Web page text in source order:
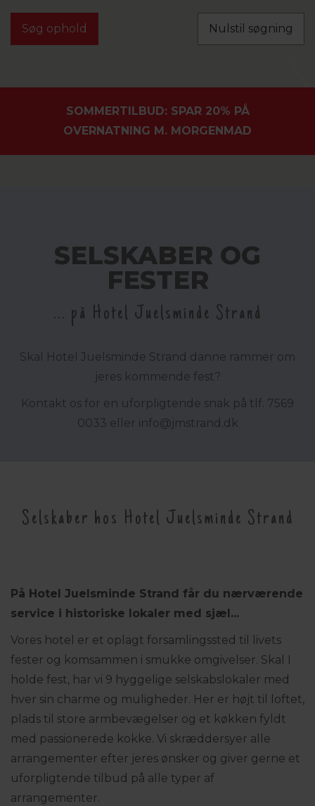
Nulstil søgning
SOMMERTILBUD: SPAR 20% PÅ
OVERNATNING M. MORGENMAD
SELSKABER OG
FESTER
... på Hotel Juelsminde Strand
Skal Hotel Juelsminde Strand danne rammer om
jeres kommende fest?
Kontakt os for en uforpligtende snak på tlf. 7569
0033 eller info@jmstrand.dk
Selskaber hos Hotel Juelsminde Strand
På Hotel Juelsminde Strand får du nærværende
service i historiske lokaler med sjæl...
Vores hotel er et oplagt forsamlingssted til livets
fester og komsammen i smukke omgivelser. Skal I
holde fest, har vi 9 hyggelige selskabslokaler med
hver sin charme og muligheder. Her er højt til loftet,
plads til store armbevægelser og et køkken fyldt
med passionerede kokke. Vi skræddersyer alle
arrangementer efter jeres ønsker og giver gerne et
uforpligtende tilbud på alle typer af
arrangementer.